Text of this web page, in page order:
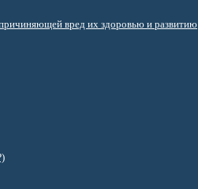
вред их здоровью и развитию